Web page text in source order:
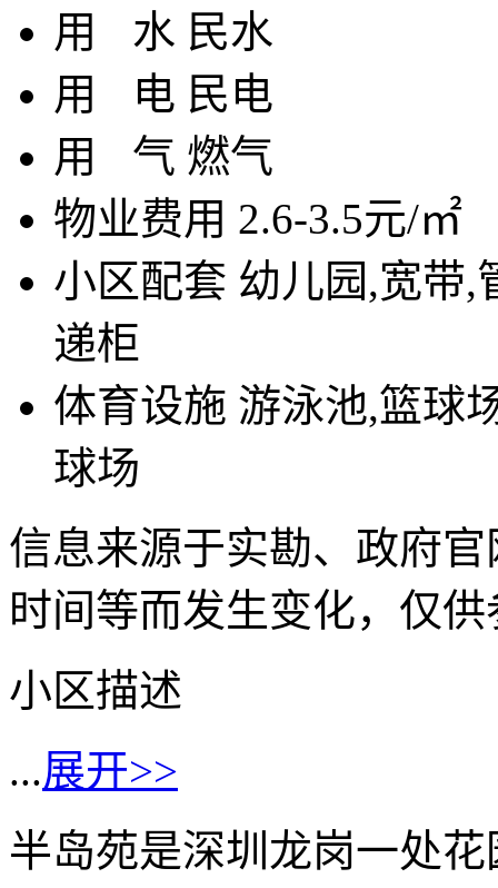
用 水 民水
用
电 民电
用 气 燃气
物业费用 2.6-3.5元/㎡
小区配套 幼儿园,宽带,
递柜
体育设施 游泳池,篮球
球场
信息来源于实勘、政府
时间等而发生变化，仅
小区描述
...展开>>
半岛苑是深圳龙岗一处